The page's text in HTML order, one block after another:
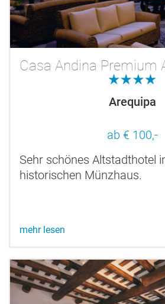
Casa Andina Premium
4.0
Arequipa
ab € 100,-
Sehr schönes Altstadthotel
historischen Münzhaus.
mehr lesen